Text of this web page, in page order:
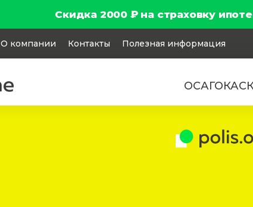
Скидка 2000 ₽ на страховку
О компании Контакты Полезная информация
ОСАГО